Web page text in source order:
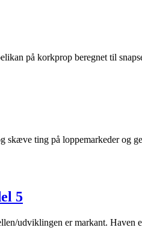
på korkprop beregnet til
skæve ting på loppemarkeder og
5
udviklingen er markant.